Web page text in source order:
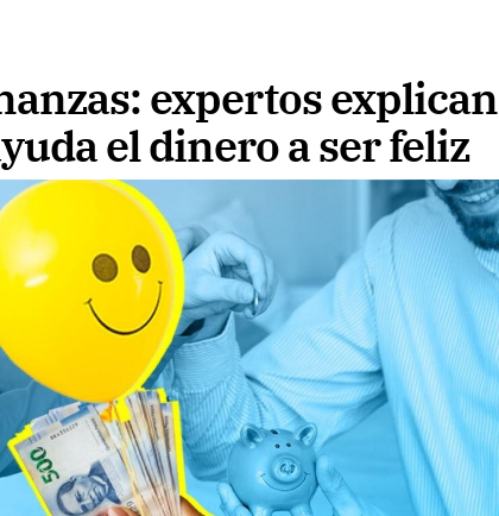
expertos explican
el dinero a ser feliz